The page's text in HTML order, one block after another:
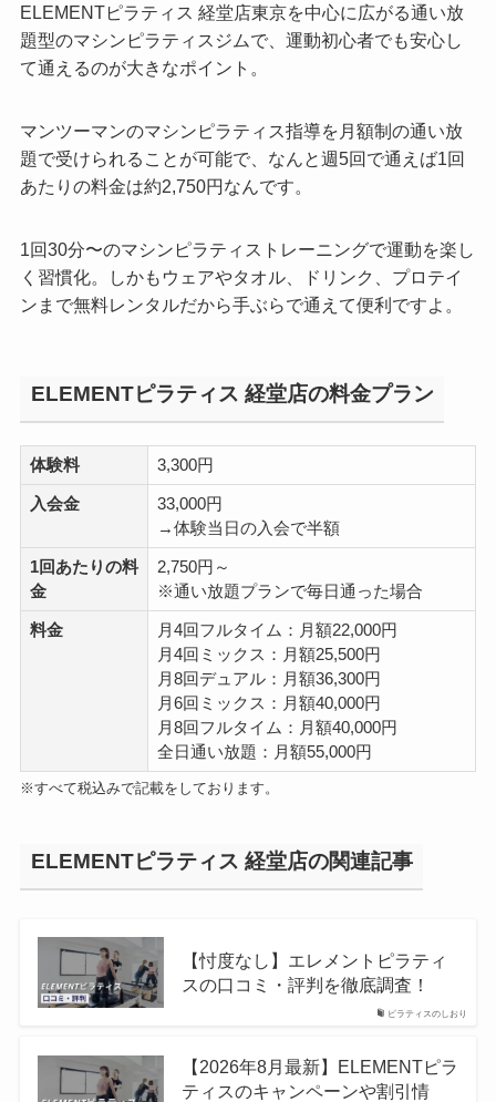
ELEMENTピラティス 経堂店東京を中心に広がる通い放
題型のマシンピラティスジムで、運動初心者でも安心し
て通えるのが大きなポイント。
マンツーマンのマシンピラティス指導を月額制の通い放
題で受けられることが可能で、なんと週5回で通えば1回
あたりの料金は約2,750円なんです。
1回30分〜のマシンピラティストレーニングで運動を楽し
く習慣化。しかもウェアやタオル、ドリンク、プロテイ
ンまで無料レンタルだから手ぶらで通えて便利ですよ。
ELEMENTピラティス 経堂店の料金プラン
体験料 3,300円
入会金
33,000円
→体験当日の入会で半額
1回あたりの料
金
2,750円～
※通い放題プランで毎日通った場合
料金
月4回フルタイム：月額22,000円
月4回ミックス：月額25,500円
月8回デュアル：月額36,300円
月6回ミックス：月額40,000円
月8回フルタイム：月額40,000円
全日通い放題：月額55,000円
※すべて税込みで記載をしております。
ELEMENTピラティス 経堂店の関連記事
ピラティスのしおり
【忖度なし】エレメントピラティ
スの口コミ・評判を徹底調査！
【2026年8月最新】ELEMENTピラ
ティスのキャンペーンや割引情